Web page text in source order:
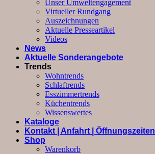
Unser Umweltengagement
Virtueller Rundgang
Auszeichnungen
Aktuelle Presseartikel
Videos
News
Aktuelle Sonderangebote
Trends
Wohntrends
Schlaftrends
Esszimmertrends
Küchentrends
Wissenswertes
Kataloge
Kontakt | Anfahrt | Öffnungszeiten
Shop
Warenkorb